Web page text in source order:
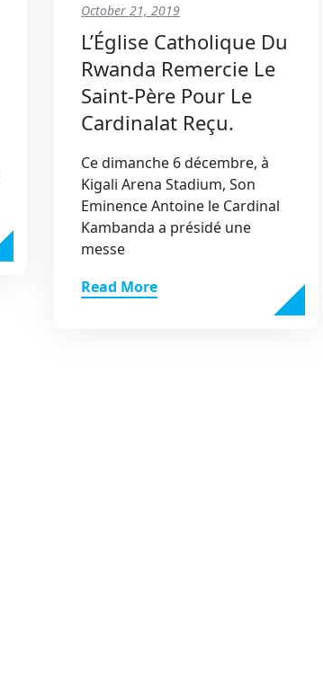
October 21, 2019
L’Église Catholique Du
Rwanda Remercie Le
Saint-Père Pour Le
Cardinalat Reçu.
Ce dimanche 6 décembre, à
Kigali Arena Stadium, Son
Eminence Antoine le Cardinal
Kambanda a présidé une
messe
Read More